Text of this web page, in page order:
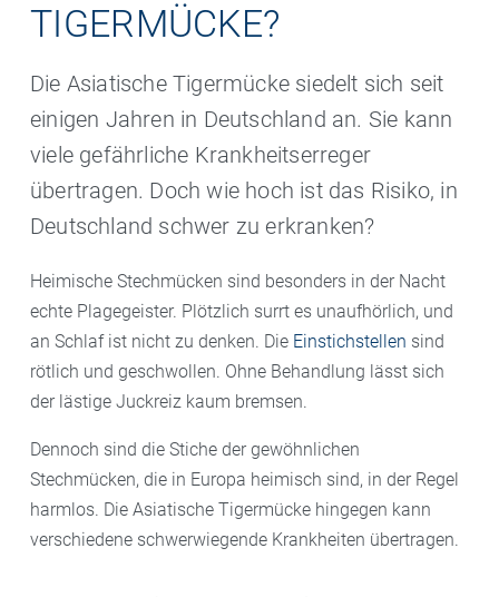
TIGERMÜCKE?
Die Asiatische Tigermücke siedelt sich seit
einigen Jahren in Deutschland an. Sie kann
viele gefährliche Krankheitserreger
übertragen. Doch wie hoch ist das Risiko, in
Deutschland schwer zu erkranken?
Heimische Stechmücken sind besonders in der Nacht
echte Plagegeister. Plötzlich surrt es unaufhörlich, und
an Schlaf ist nicht zu denken. Die Einstichstellen sind
rötlich und geschwollen. Ohne Behandlung lässt sich
der lästige Juckreiz kaum bremsen.
Dennoch sind die Stiche der gewöhnlichen
Stechmücken, die in Europa heimisch sind, in der Regel
harmlos. Die Asiatische Tigermücke hingegen kann
verschiedene schwerwiegende Krankheiten übertragen.